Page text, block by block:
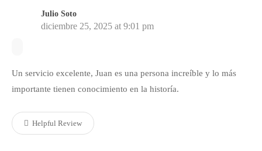
Julio Soto
diciembre 25, 2025 at 9:01 pm
Un servicio excelente, Juan es una persona increíble y lo más
importante tienen conocimiento en la historía.
Helpful Review